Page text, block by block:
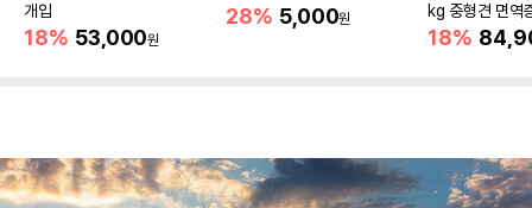
개입
18% 53,000원
28% 5,000원
kg 중형견 면역
18%